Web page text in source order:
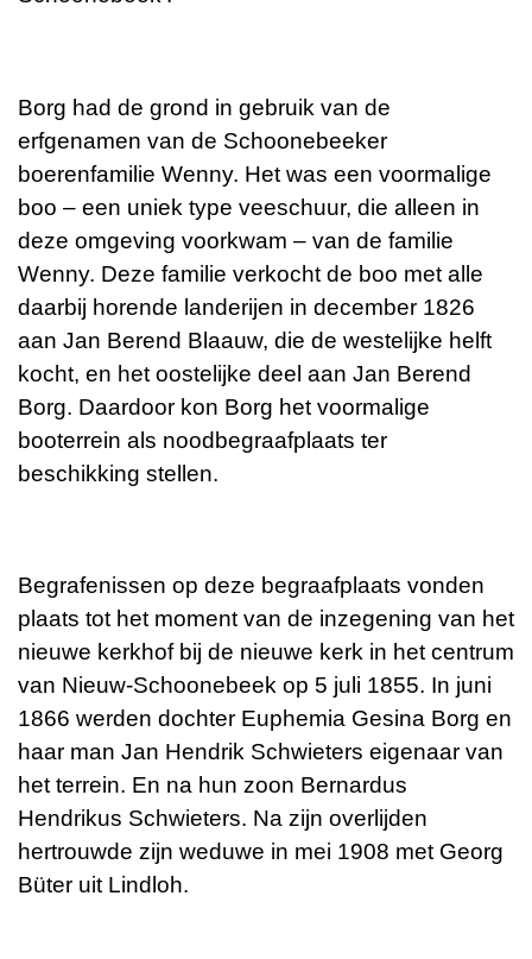
Borg had de grond in gebruik van de
erfgenamen van de Schoonebeeker
boerenfamilie Wenny. Het was een voormalige
boo – een uniek type veeschuur, die alleen in
deze omgeving voorkwam – van de familie
Wenny. Deze familie verkocht de boo met alle
daarbij horende landerijen in december 1826
aan Jan Berend Blaauw, die de westelijke helft
kocht, en het oostelijke deel aan Jan Berend
Borg. Daardoor kon Borg het voormalige
booterrein als noodbegraafplaats ter
beschikking stellen.
Begrafenissen op deze begraafplaats vonden
plaats tot het moment van de inzegening van het
nieuwe kerkhof bij de nieuwe kerk in het centrum
van Nieuw-Schoonebeek op 5 juli 1855. In juni
1866 werden dochter Euphemia Gesina Borg en
haar man Jan Hendrik Schwieters eigenaar van
het terrein. En na hun zoon Bernardus
Hendrikus Schwieters. Na zijn overlijden
hertrouwde zijn weduwe in mei 1908 met Georg
Büter uit Lindloh.